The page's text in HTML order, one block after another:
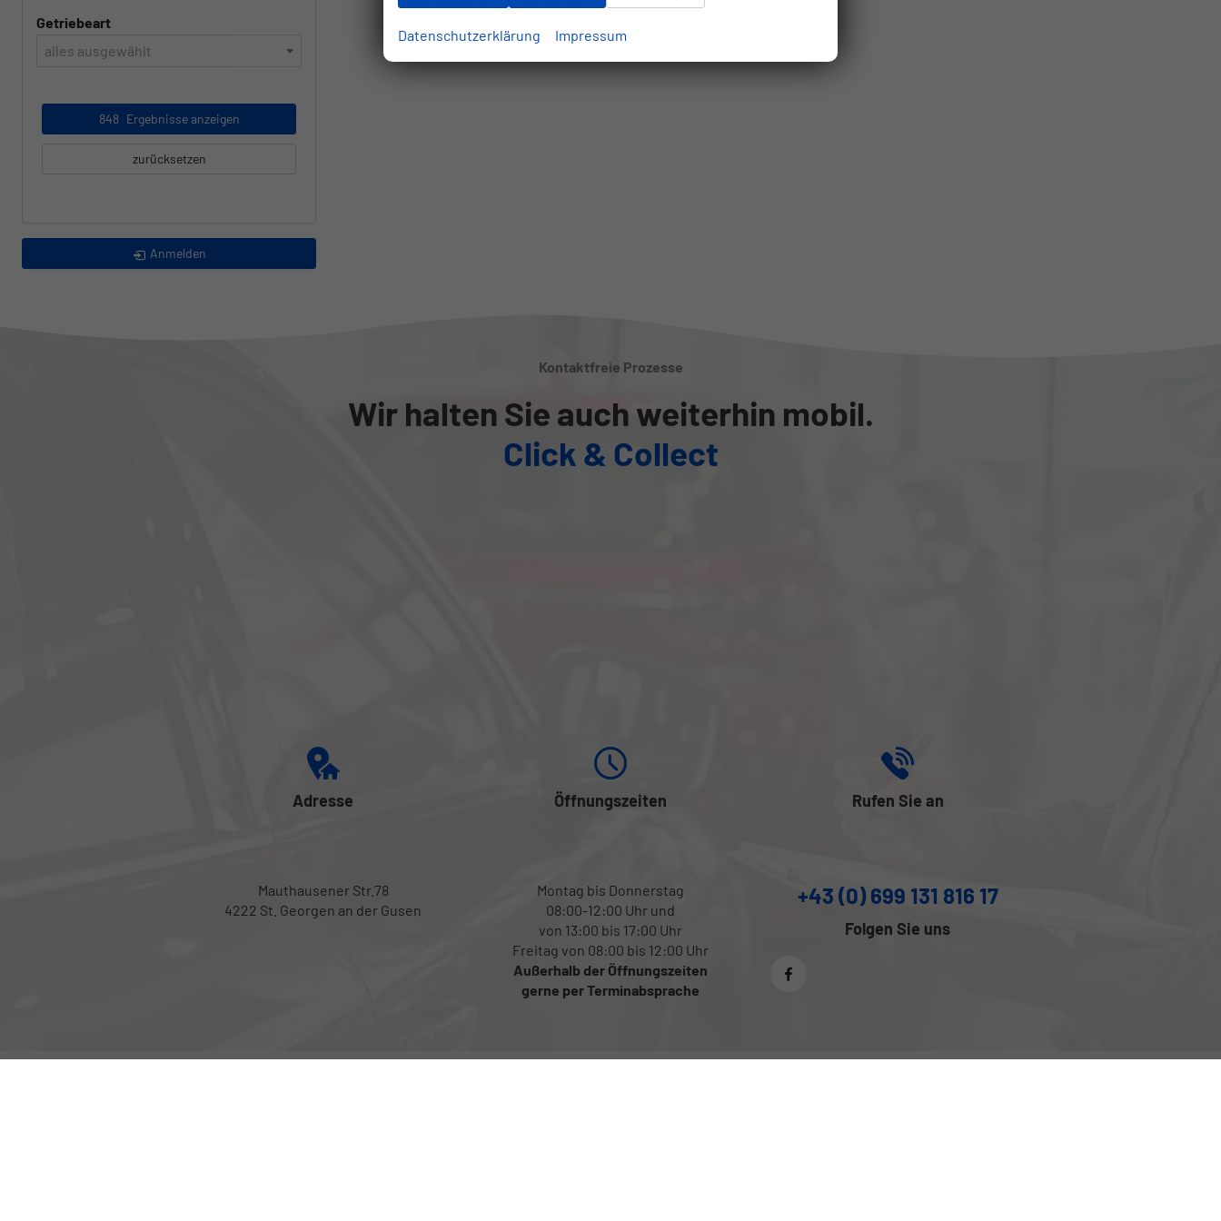
Getriebeart
alles ausgewählt
848 Ergebnisse anzeigen
zurücksetzen
Anmelden
Kontaktfreie Prozesse
Wir halten Sie auch weiterhin mobil.
Click & Collect
Adresse
Mauthausener Str.78
4222 St. Georgen an der Gusen
Öffnungszeiten
Montag bis Donnerstag
08:00-12:00 Uhr und
von 13:00 bis 17:00 Uhr
Freitag von 08:00 bis 12:00 Uhr
Außerhalb der Öffnungszeiten
gerne per Terminabsprache
Rufen Sie an
+43 (0) 699 131 816 17
Folgen Sie uns
Datenschutzerklärung Impressum